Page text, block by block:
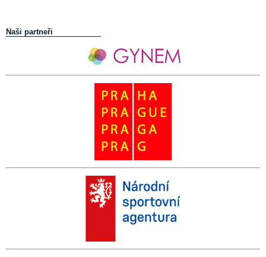
Naši partneři